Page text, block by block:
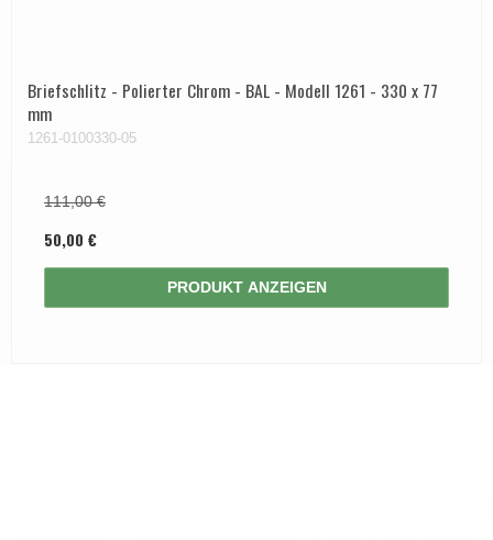
Briefschlitz - Polierter Chrom - BAL - Modell 1261 - 330 x 77
mm
1261-0100330-05
111,00 €
50,00 €
PRODUKT ANZEIGEN